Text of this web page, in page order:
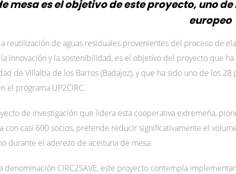
mesa es el objetivo de este proyecto, uno
europeo
a reutilización de aguas residuales provenientes del proceso de
la innovación y la sostenibilidad, es el objetivo del proyecto que
de Villalba de los Barros (Badajoz), y que ha sido uno de los
el programa UP2CIRC.
de investigación que lidera esta cooperativa extremeña,
con casi 600 socios, pretende reducir significativamente el
durante el aderezo de aceituna de mesa.
denominación CIRC2SAVE, este proyecto contempla